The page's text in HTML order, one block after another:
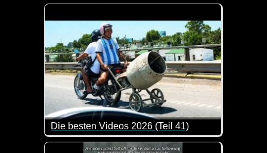
Da guckt man schön blöd aus der Wäsche, wenn
Die besten Videos 2026 (Teil 41)
Eine tolle Zusammenstellung von lustigen